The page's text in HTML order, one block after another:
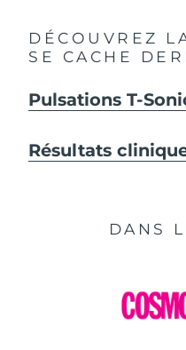
DÉCOUVREZ
SE CACHE
Pulsations T-
Résultats
DANS